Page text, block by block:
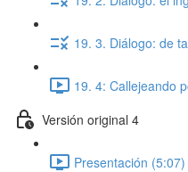
19. 3. Diálogo: de
19. 4: Callejeando
Versión original 4
Presentación (5:07)